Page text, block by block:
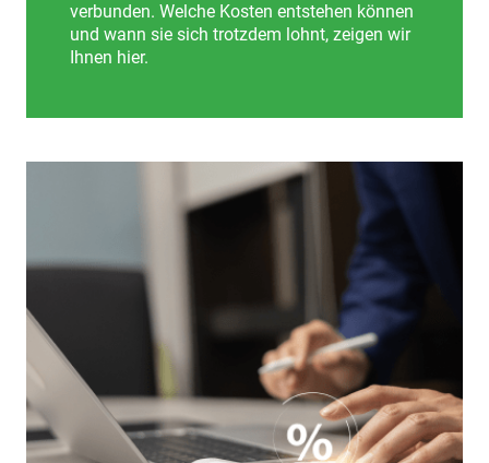
verbunden. Welche Kosten entstehen können
und wann sie sich trotzdem lohnt, zeigen wir
Ihnen hier.